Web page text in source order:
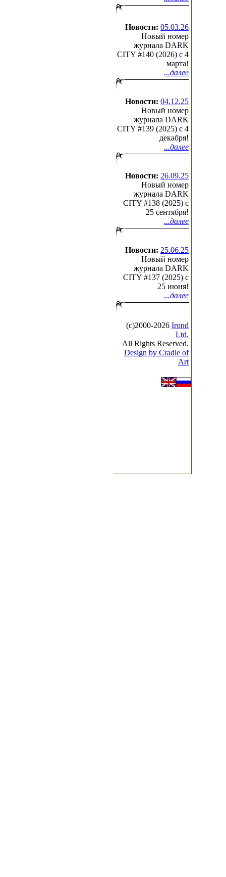
Новости: 05.03.26
Новый номер
журнала DARK
CITY #140 (2026) c 4
марта!
...далее
Новости: 04.12.25
Новый номер
журнала DARK
CITY #139 (2025) c 4
декабря!
...далее
Новости: 26.09.25
Новый номер
журнала DARK
CITY #138 (2025) c
25 сентября!
...далее
Новости: 25.06.25
Новый номер
журнала DARK
CITY #137 (2025) c
25 июня!
...далее
(с)2000-2026 Irond
Ltd.
All Rights Reserved.
Design by Cradle of
Art